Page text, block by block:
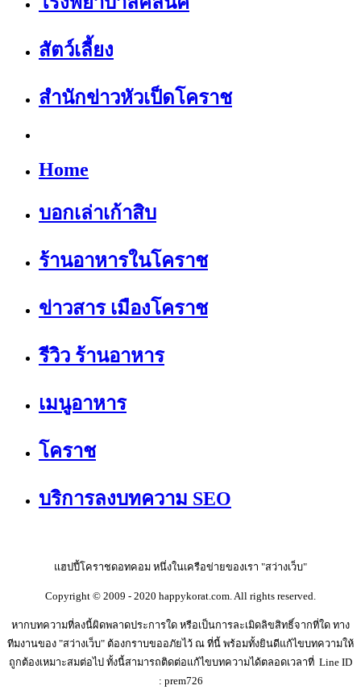
สัตว์เลี้ยง
สำนักข่าวหัวเป็ดโคราช
Home
บอกเล่าเก้าสิบ
ร้านอาหารในโคราช
ข่าวสาร เมืองโคราช
รีวิว ร้านอาหาร
เมนูอาหาร
โคราช
บริการลงบทความ SEO
แฮปปี้โคราชดอทคอม หนึ่งในเครือข่ายของเรา "สว่างเว็บ"
Copyright © 2009 - 2020 happykorat.com. All rights reserved.
หากบทความที่ลงนี้ผิดพลาดประการใด หรือเป็นการละเมิดลิขสิทธิ์จากที่ใด ทาง
ทีมงานของ "สว่างเว็บ" ต้องกราบขออภัยไว้ ณ ที่นี้ พร้อมทั้งยินดีแก้ไขบทความให้
ถูกต้องเหมาะสมต่อไป ทั้งนี้สามารถติดต่อแก้ไขบทความได้ตลอดเวลาที่ Line ID
: prem726